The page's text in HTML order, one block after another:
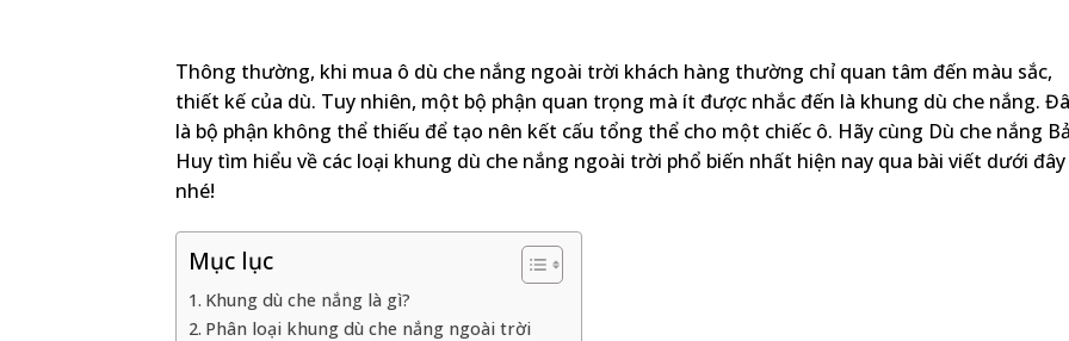
Thông thường, khi mua ô dù che nắng ngoài trời khách hàng thường chỉ quan tâm đến màu sắc,
thiết kế của dù. Tuy nhiên, một bộ phận quan trọng mà ít được nhắc đến là khung dù che nắng.
là bộ phận không thể thiếu để tạo nên kết cấu tổng thể cho một chiếc ô. Hãy cùng Dù che nắng
Huy tìm hiểu về các loại khung dù che nắng ngoài trời phổ biến nhất hiện nay qua bài viết dưới đây
nhé!
Mục lục
Khung dù che nắng là gì?
Phân loại khung dù che nắng ngoài trời